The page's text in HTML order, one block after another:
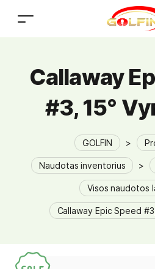
Callaway
#3, 15°
GOLFIN >
Naudotas inventorius >
Visos naudotos
Callaway Epic Speed